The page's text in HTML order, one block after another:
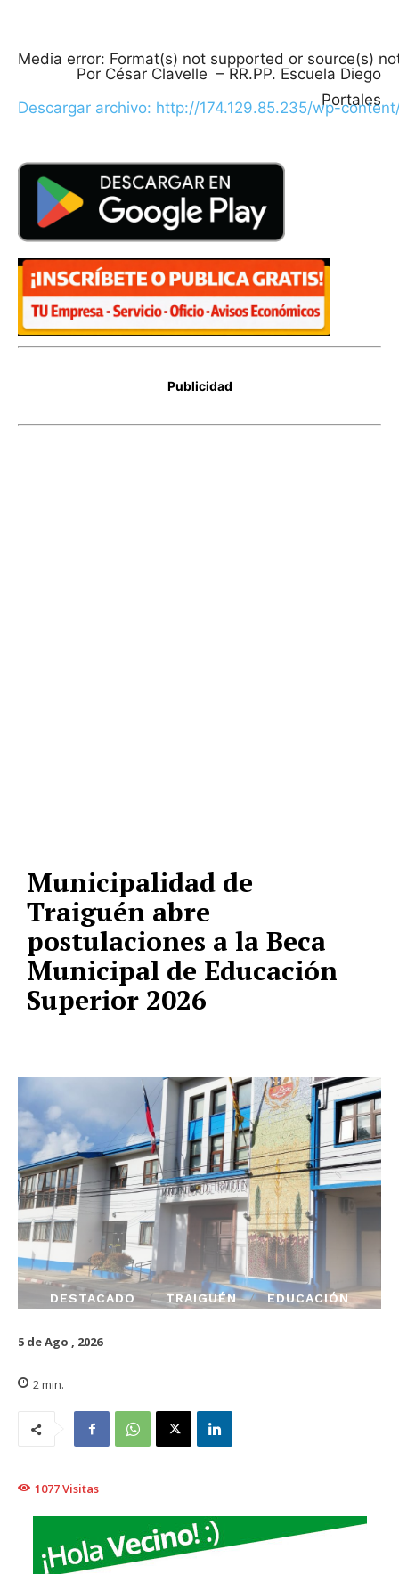
Media error: Format(s) not supported or source(s)
Descargar archivo: http://174.129.85.235/wp-
00:00
Por César Clavelle – RR.PP. Escuela Diego
Portales
Publicidad